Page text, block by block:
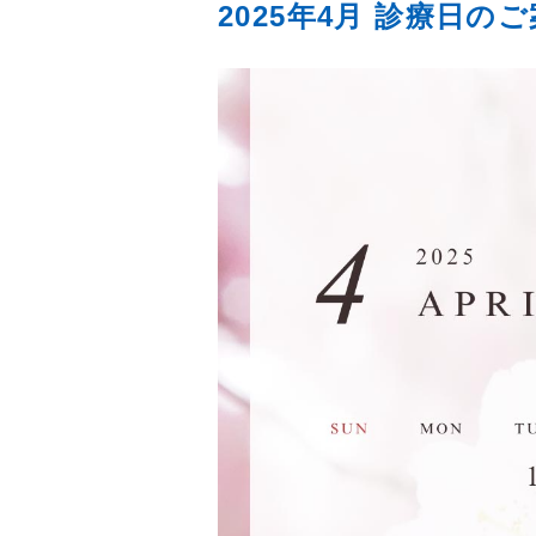
2025年4月 診療日のご